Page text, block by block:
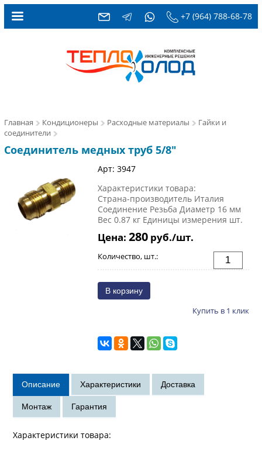
+7 (964) 788-68-78
Главная Кондиционеры Расходные материалы
Гайки и
соединители
Соединитель медных труб 5/8"
Арт: 3947
Характеристики товара:
Страна-производитель Италия
Соединение Резьба Диаметр 16 мм
Вес 0.87 кг Единицы измерения шт.
Цена: 280руб./шт.
Количество, шт.:
Купить в 1 клик
Характеристики товара: